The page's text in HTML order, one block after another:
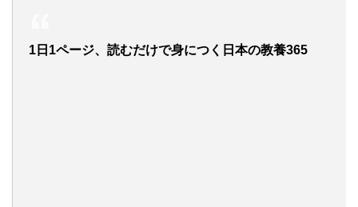
1日1ページ、読むだけで身につく日本の教養365